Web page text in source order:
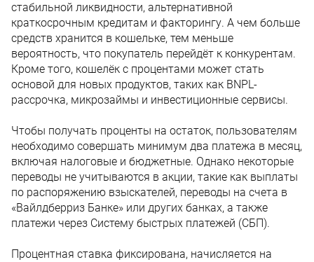
стабильной ликвидности, альтернативной
краткосрочным кредитам и факторингу. А чем больше
средств хранится в кошельке, тем меньше
вероятность, что покупатель перейдёт к конкурентам.
Кроме того, кошелёк с процентами может стать
основой для новых продуктов, таких как BNPL-
рассрочка, микрозаймы и инвестиционные сервисы.
Чтобы получать проценты на остаток, пользователям
необходимо совершать минимум два платежа в месяц,
включая налоговые и бюджетные. Однако некоторые
переводы не учитываются в акции, такие как выплаты
по распоряжению взыскателей, переводы на счета в
«Вайлдберриз Банке» или других банках, а также
платежи через Систему быстрых платежей (СБП).
Процентная ставка фиксирована, начисляется на